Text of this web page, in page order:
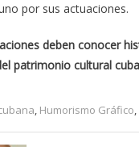
por sus actuaciones.
deben conocer
patrimonio cultural
, Humorismo Gráfico,